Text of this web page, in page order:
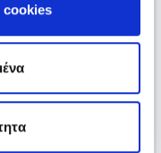
cookies